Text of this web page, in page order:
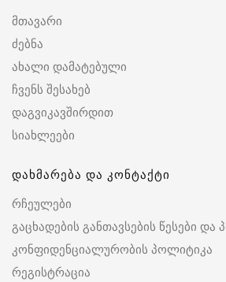
მთავარი
ძებნა
ახალი დამატებული
ჩვენს შესახებ
დაგვიკავშირდით
სიახლეები
დახმარება და კონტაქტი
რჩეულები
გაცხადების განთავსების წესები და
კონფიდენციალურობის პოლიტიკა
რეგისტრაცია